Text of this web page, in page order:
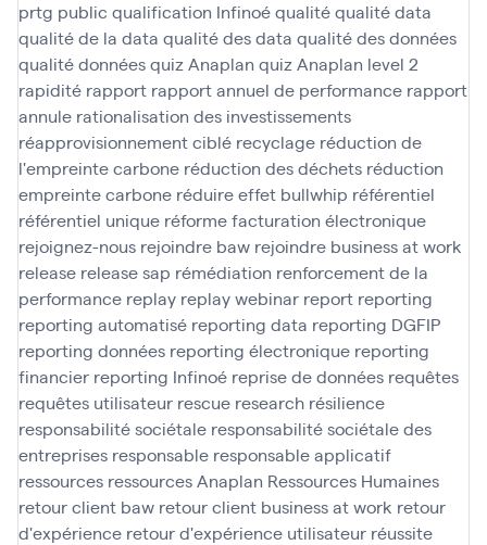
prtg public qualification Infinoéqualitéqualité data
qualité de la data qualité des data qualité des données
qualité donnéesquiz Anaplan quiz Anaplan level 2
rapidité rapport rapport annuel de performance rapport
annule rationalisation des investissements
réapprovisionnement ciblé recyclage réduction de
l'empreinte carbone réduction des déchets réduction
empreinte carbone réduire effet bullwhip référentiel
référentiel unique réforme facturation électronique
rejoignez-nous rejoindre baw rejoindre business at work
release release sap rémédiation renforcement de la
performance replay replay webinar report reporting
reporting automatisé reporting data reporting DGFIP
reporting données reporting électronique reporting
financier reporting Infinoé reprise de données requêtes
requêtes utilisateur rescue research résilience
responsabilité sociétale responsabilité sociétale des
entreprises responsable responsable applicatif
ressources ressources Anaplan Ressources Humaines
retour client baw retour client business at work retour
d'expérience retour d'expérience utilisateur réussite